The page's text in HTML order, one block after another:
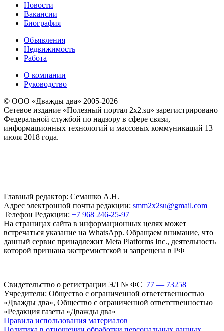
Новости
Вакансии
Биография
Объявления
Недвижимость
Работа
О компании
Руководство
© ООО «Дважды два» 2005-2026
Сетевое издание «Полезный портал 2x2.su» зарегистрировано
Федеральной службой по надзору в сфере связи,
информационных технологий и массовых коммуникаций 13
июля 2018 года.
Главный редактор: Семашко А.Н.
Адрес электронной почты редакции: smm2x2su@gmail.com
Телефон Редакции: +7 968 246-25-97
На страницах сайта в информационных целях может
встречаться указание на WhatsApp. Обращаем внимание, что
данный сервис принадлежит Meta Platforms Inc., деятельность
которой признана экстремистской и запрещена в РФ
Свидетельство о регистрации ЭЛ № ФС 77 — 73258
Учредители: Общество с ограниченной ответственностью
«Дважды два», Общество с ограниченной ответственностью
«Редакция газеты «Дважды два»
Правила использования материалов